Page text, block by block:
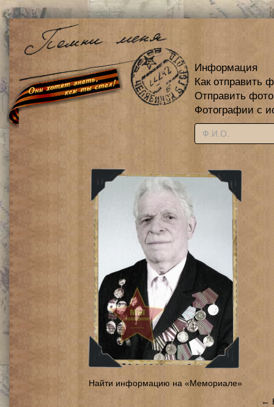
Информация
Как отправить
Отправить
Фотографии с
Найти информацию на «Мемориале»
←